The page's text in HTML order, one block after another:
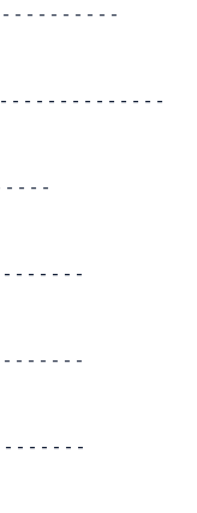
- - - - - - - - -
- - - - - - - - - - - - - -
- - - -
- - - - - - -
- - - - - - -
- - - - - - -